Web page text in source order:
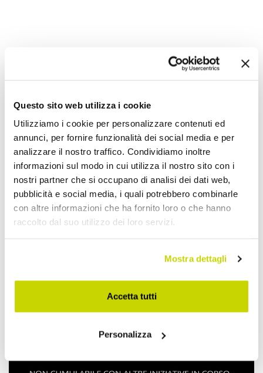
Questo sito web utilizza i cookie
Utilizziamo i cookie per personalizzare contenuti ed
annunci, per fornire funzionalità dei social media e per
analizzare il nostro traffico. Condividiamo inoltre
informazioni sul modo in cui utilizza il nostro sito con i
nostri partner che si occupano di analisi dei dati web,
pubblicità e social media, i quali potrebbero combinarle
con altre informazioni che ha fornito loro o che hanno
raccolto dal suo utilizzo dei loro servizi.
Mostra dettagli
Accetta tutti
Personalizza
Stampa
Condividi
Tavoli Tondi